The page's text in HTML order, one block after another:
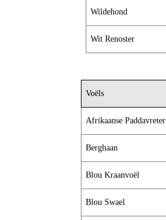
Wildehond
Wit Renoster
Voëls
Afrikaanse Paddavreter
Berghaan
Blou Kraanvoël
Blou Swael